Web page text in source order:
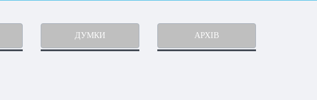
ДУМКИ АРХІВ